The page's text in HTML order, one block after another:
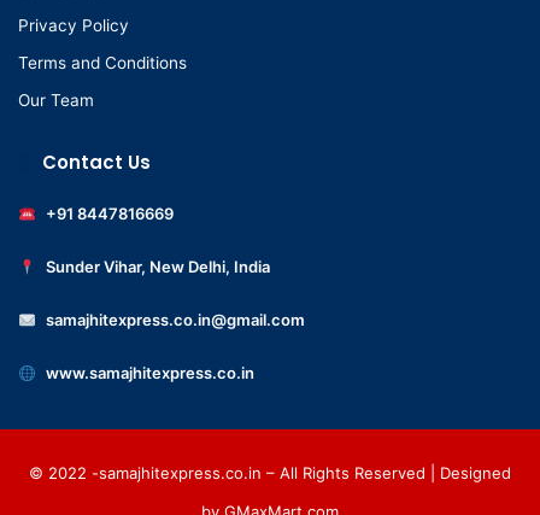
Privacy Policy
Terms and Conditions
Our Team
Contact Us
+91 8447816669
Sunder Vihar, New Delhi, India
samajhitexpress.co.in@gmail.com
www.samajhitexpress.co.in
© 2022 -samajhitexpress.co.in – All Rights Reserved | Designed